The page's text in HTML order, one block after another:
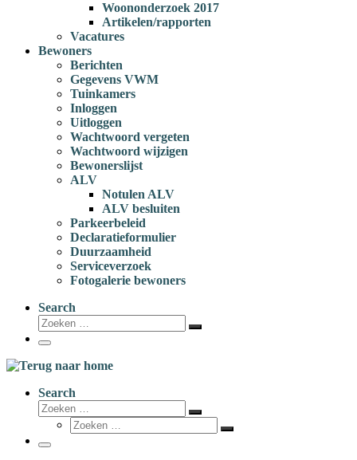
Woononderzoek 2017
Artikelen/rapporten
Vacatures
Bewoners
Berichten
Gegevens VWM
Tuinkamers
Inloggen
Uitloggen
Wachtwoord vergeten
Wachtwoord wijzigen
Bewonerslijst
ALV
Notulen ALV
ALV besluiten
Parkeerbeleid
Declaratieformulier
Duurzaamheid
Serviceverzoek
Fotogalerie bewoners
Search
Zoeken
Zoeken
Menu
Search
Zoeken
Zoeken
Zoeken
Zoeken
Menu